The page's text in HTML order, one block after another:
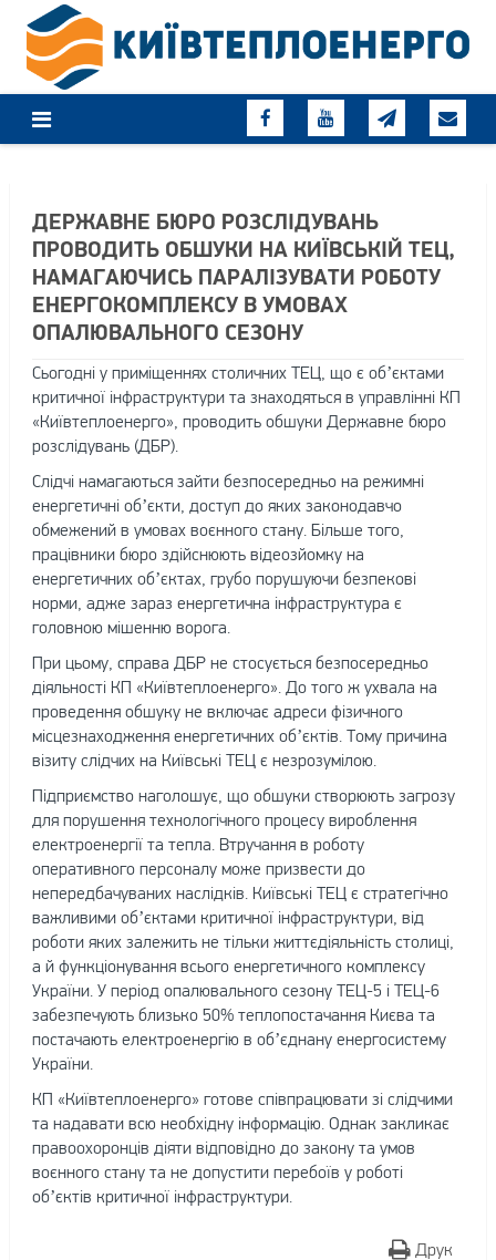
content
ДЕРЖАВНЕ БЮРО РОЗСЛІДУВАНЬ
ПРОВОДИТЬ ОБШУКИ НА КИЇВСЬКІЙ ТЕЦ,
НАМАГАЮЧИСЬ ПАРАЛІЗУВАТИ РОБОТУ
ЕНЕРГОКОМПЛЕКСУ В УМОВАХ
ОПАЛЮВАЛЬНОГО СЕЗОНУ
Сьогодні у приміщеннях столичних ТЕЦ, що є об’єктами
критичної інфраструктури та знаходяться в управлінні КП
«Київтеплоенерго», проводить обшуки Державне бюро
розслідувань (ДБР).
Слідчі намагаються зайти безпосередньо на режимні
енергетичні об’єкти, доступ до яких законодавчо
обмежений в умовах воєнного стану. Більше того,
працівники бюро здійснюють відеозйомку на
енергетичних об’єктах, грубо порушуючи безпекові
норми, адже зараз енергетична інфраструктура є
головною мішенню ворога.
При цьому, справа ДБР не стосується безпосередньо
діяльності КП «Київтеплоенерго». До того ж ухвала на
проведення обшуку не включає адреси фізичного
місцезнаходження енергетичних об’єктів. Тому причина
візиту слідчих на Київські ТЕЦ є незрозумілою.
Підприємство наголошує, що обшуки створюють загрозу
для порушення технологічного процесу вироблення
електроенергії та тепла. Втручання в роботу
оперативного персоналу може призвести до
непередбачуваних наслідків. Київські ТЕЦ є стратегічно
важливими об’єктами критичної інфраструктури, від
роботи яких залежить не тільки життєдіяльність столиці,
а й функціонування всього енергетичного комплексу
України. У період опалювального сезону ТЕЦ-5 і ТЕЦ-6
забезпечують близько 50% теплопостачання Києва та
постачають електроенергію в об’єднану енергосистему
України.
КП «Київтеплоенерго» готове співпрацювати зі слідчими
та надавати всю необхідну інформацію. Однак закликає
правоохоронців діяти відповідно до закону та умов
воєнного стану та не допустити перебоїв у роботі
об’єктів критичної інфраструктури.
Друк